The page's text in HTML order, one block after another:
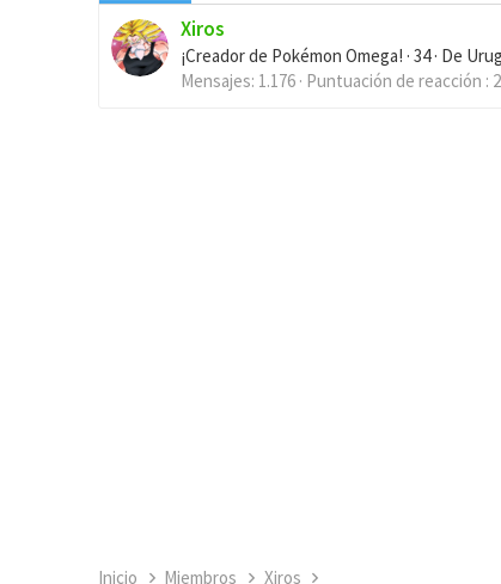
Xiros
¡Creador de Pokémon Omega! · 34· De
Mensajes 1.176 Puntuación de reacción
Inicio Miembros Xiros